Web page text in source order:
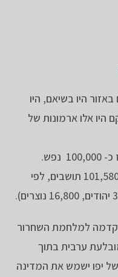
היו בשיאם, היו
באר, בחלקם היו אלו ארמונות של
– שנת 1946 סה"כ 101,580 תושבים, לפי
למלחמת השחרור
מובלעת ערבית בתוך
יפו ישמש את המדינה